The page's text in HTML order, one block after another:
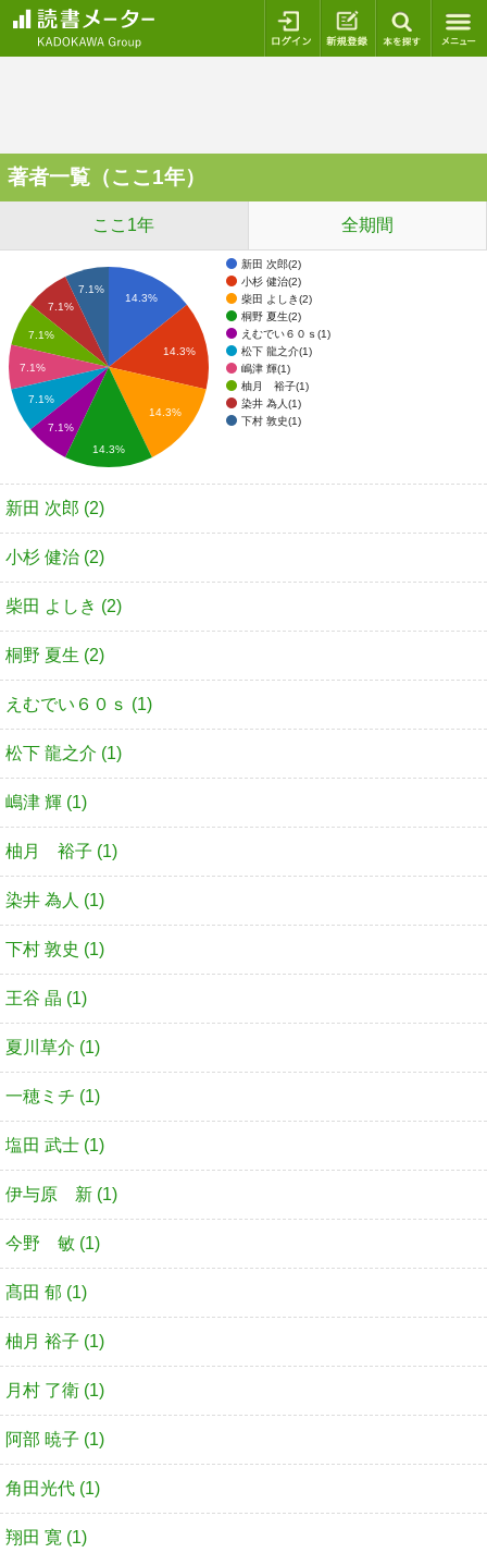
ログイン 新規登録
著者一覧（ここ1年）
ここ1年 全期間
新田 次郎(2)
小杉 健治(2)
柴田 よしき(2)
桐野 夏生(2)
えむでい６０ｓ(1)
松下 龍之介(1)
嶋津 輝(1)
柚月 裕子(1)
染井 為人(1)
下村 敦史(1)
14.3%
14.3%
14.3%
7.1%
7.1%
7.1%
7.1%
7.1%
7.1%
14.3%
新田 次郎 (2)
小杉 健治 (2)
柴田 よしき (2)
桐野 夏生 (2)
えむでい６０ｓ (1)
松下 龍之介 (1)
嶋津 輝 (1)
柚月 裕子 (1)
染井 為人 (1)
下村 敦史 (1)
王谷 晶 (1)
夏川草介 (1)
一穂ミチ (1)
塩田 武士 (1)
伊与原 新 (1)
今野 敏 (1)
髙田 郁 (1)
柚月 裕子 (1)
月村 了衛 (1)
阿部 暁子 (1)
角田光代 (1)
翔田 寛 (1)